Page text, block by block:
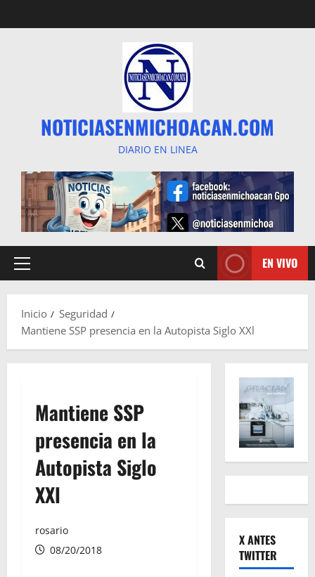
al
NOTICIASENMICHOACAN.COM
DIARIO EN LINEA
Menú
EN VIVO
Inicio
Seguridad
Mantiene SSP presencia en la Autopista Siglo XXl
Mantiene SSP
presencia en la
Autopista Siglo
XXl
rosario
08/20/2018
X ANTES
TWITTER